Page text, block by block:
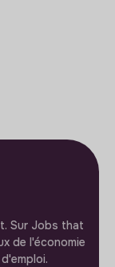
Sur Jobs that
de l'économie